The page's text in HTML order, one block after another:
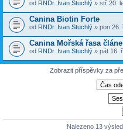
od RNDr. Ivan Stuchlý » stř 20.
Canina Biotin Forte
od RNDr. Ivan Stuchlý » pon 26.
Canina Mořská řasa
od RNDr. Ivan Stuchlý » pát 16.
Zobrazit příspěvky za
Nalezeno 13